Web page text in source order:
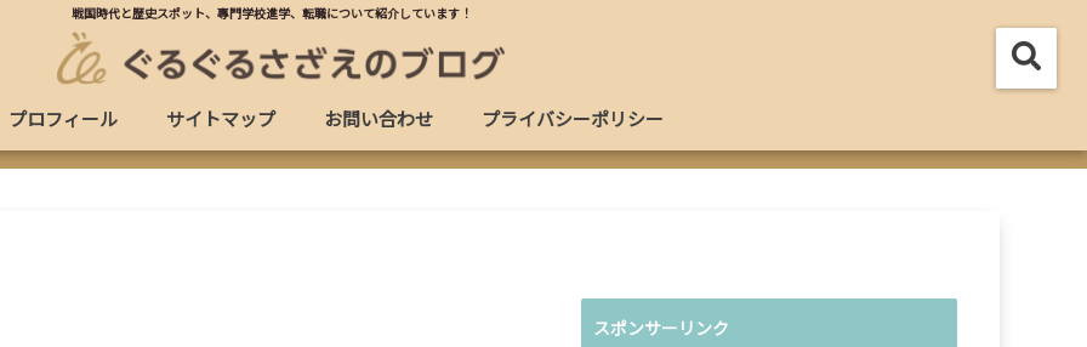
戦国時代と歴史スポット、專門学校進学、転職について紹介しています！
プロフィール サイトマップ お問い合わせ プライバシーポリシー
スポンサーリンク